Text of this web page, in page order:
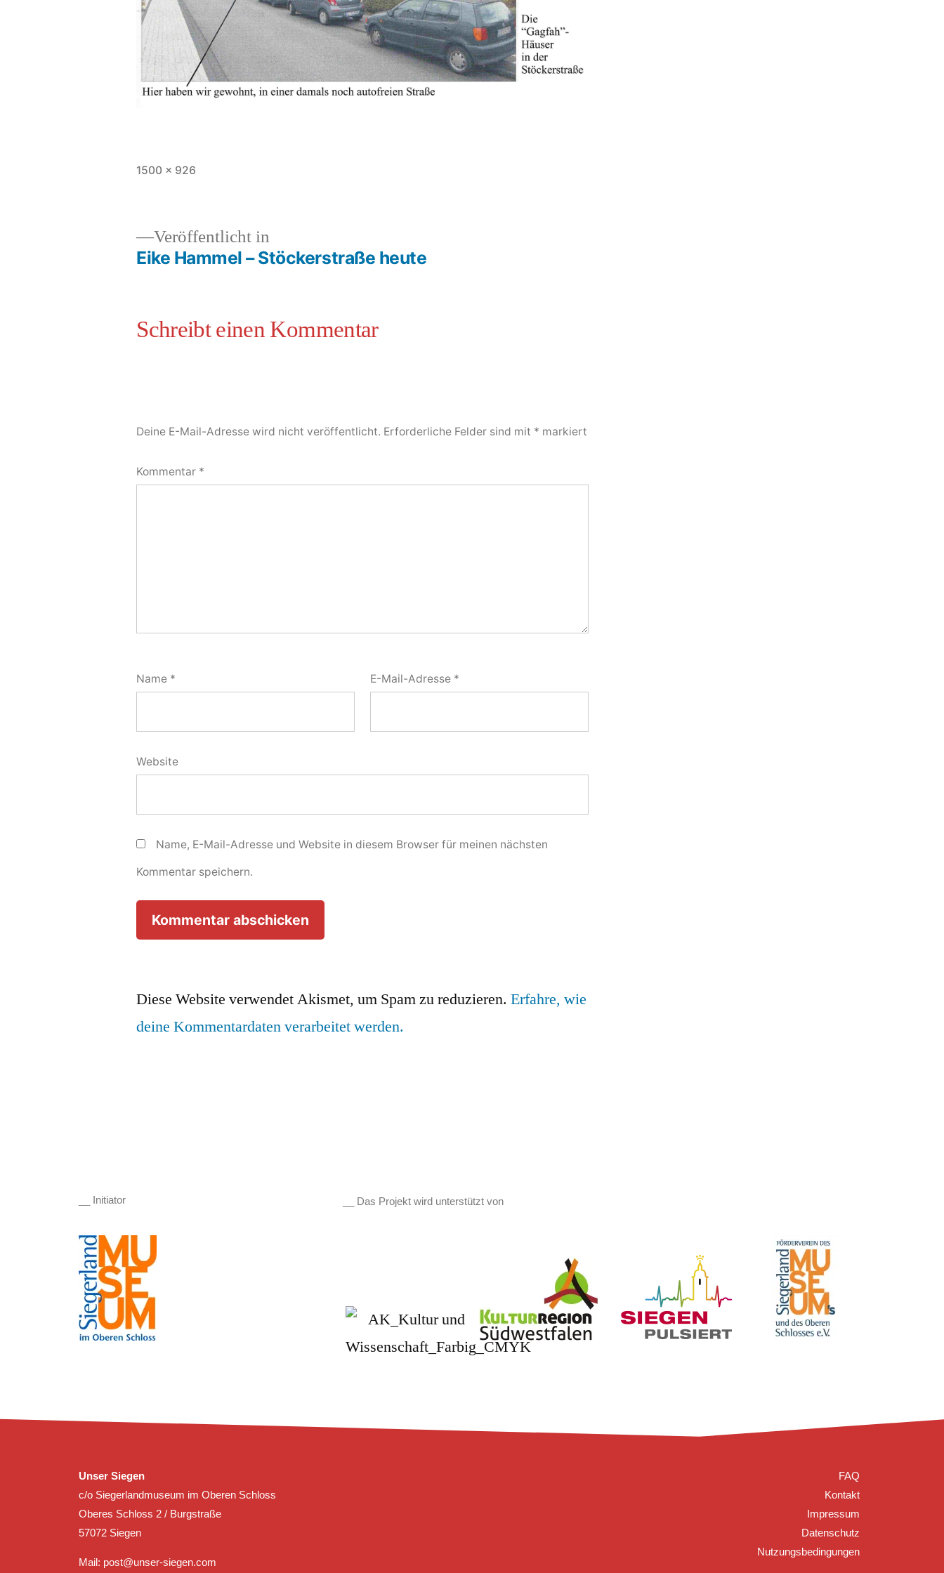
1500 × 926
Veröffentlicht in
Eike Hammel – Stöckerstraße heute
Deine E-Mail-Adresse wird nicht veröffentlicht. Erforderliche Felder sind mit * markiert
Kommentar *
Name * E-Mail-Adresse *
Website
Name, E-Mail-Adresse und Website in diesem Browser für meinen nächsten
Kommentar speichern.
Diese Website verwendet Akismet, um Spam zu reduzieren.Erfahre, wie
deine Kommentardaten verarbeitet werden.
__ Initiator __ Das Projekt wird unterstützt von
Unser Siegen
c/o Siegerlandmuseum im Oberen Schloss
Oberes Schloss 2 / Burgstraße
57072 Siegen
Mail: post@unser-siegen.com
FAQ
Kontakt
Impressum
Datenschutz
Nutzungsbedingungen